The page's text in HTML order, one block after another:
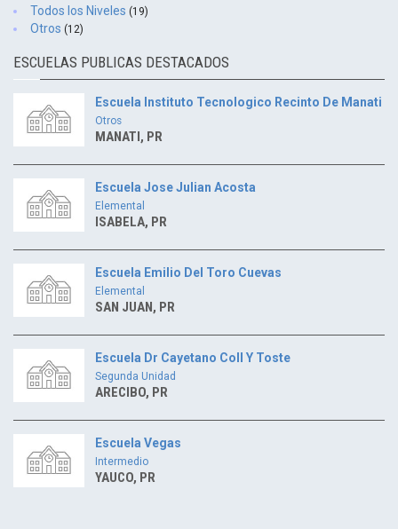
Todos los Niveles (19)
Otros (12)
ESCUELAS PUBLICAS DESTACADOS
Escuela Instituto Tecnologico Recinto De Manati
Otros
MANATI, PR
Escuela Jose Julian Acosta
Elemental
ISABELA, PR
Escuela Emilio Del Toro Cuevas
Elemental
SAN JUAN, PR
Escuela Dr Cayetano Coll Y Toste
Segunda Unidad
ARECIBO, PR
Escuela Vegas
Intermedio
YAUCO, PR